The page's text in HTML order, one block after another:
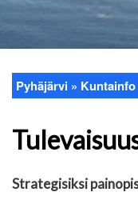
Murupolku
Pyhäjärvi Kuntainfo
Strategisiksi